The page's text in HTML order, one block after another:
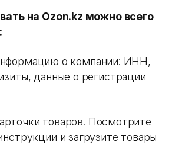
на Ozon.kz можно всего
о компании: ИНН,
данные о регистрации
товаров. Посмотрите
и загрузите товары